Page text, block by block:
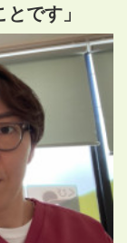
です」